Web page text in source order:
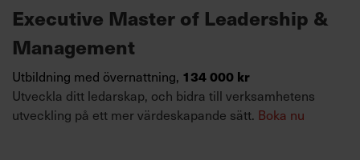
Executive Master of Leadership &
Management
Utbildning med övernattning, 134 000 kr
Utveckla ditt ledarskap, och bidra till verksamhetens
utveckling på ett mer värdeskapande sätt. Boka nu